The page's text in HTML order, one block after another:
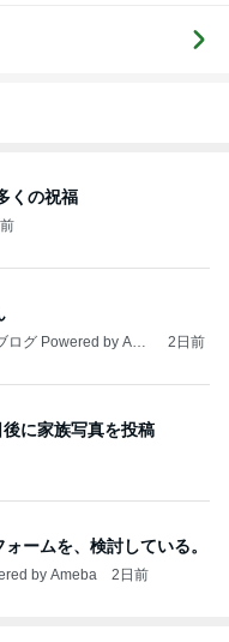
くの祝福
ログ Powered by Ame
2日前
に家族写真を投稿
ームを、検討している。
by Ameba 2日前